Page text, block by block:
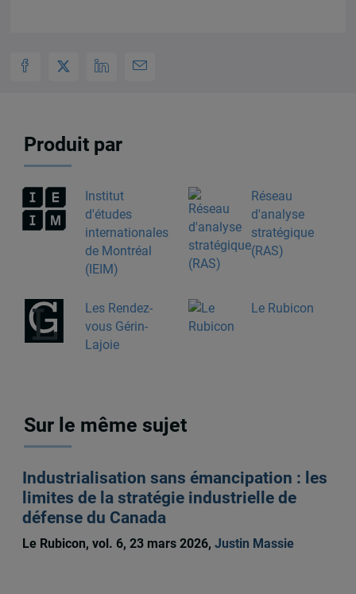
Produit par
Institut
d'études
internationales
de Montréal
(IEIM)
Réseau
d'analyse
stratégique
(RAS)
Les Rendez-
vous Gérin-
Lajoie
Le Rubicon
Sur le même sujet
Industrialisation sans émancipation : les
limites de la stratégie industrielle de
défense du Canada
Le Rubicon, vol. 6, 23 mars 2026, Justin Massie